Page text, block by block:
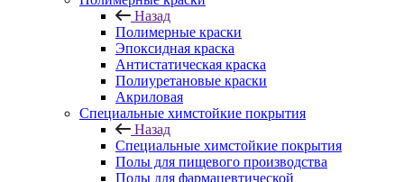
Назад
Полимерные краски
Эпоксидная краска
Антистатическая краска
Полиуретановые краски
Акриловая
Специальные химстойкие покрытия
Назад
Специальные химстойкие покрытия
Полы для пищевого производства
Полы для фармацевтической